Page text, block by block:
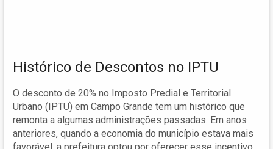
Histórico de Descontos no IPTU
O desconto de 20% no Imposto Predial e Territorial
Urbano (IPTU) em Campo Grande tem um histórico que
remonta a algumas administrações passadas. Em anos
anteriores, quando a economia do município estava mais